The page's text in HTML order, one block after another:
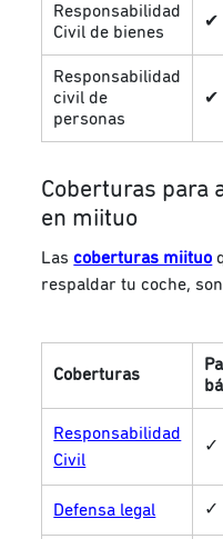
Responsabilidad
Civil de bienes
✔
Responsabilidad
civil de
personas
✔
Coberturas para
en miituo
Lascoberturas miituo
respaldar tu coche,
Coberturas
Responsabilidad
Civil
✓
Defensa legal ✓